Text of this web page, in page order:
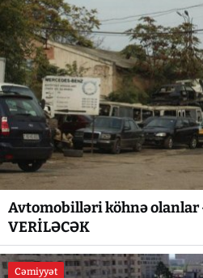
Avtomobilləri köhnə olanlar
VERİLƏCƏK
Cəmiyyət